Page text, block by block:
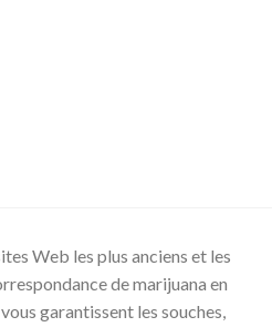
Web les plus anciens et les
de marijuana en
garantissent les souches,